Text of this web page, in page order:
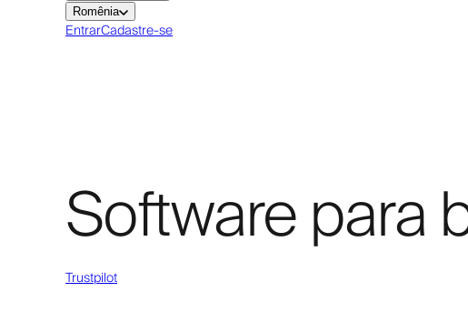
Romênia
EntrarCadastre-se
Software para
Trustpilot